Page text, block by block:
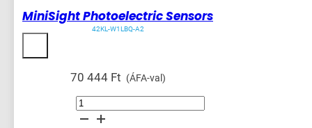
MiniSight Photoelectric Sensors
42KL-W1LBQ-A2
70 444 Ft (ÁFA-val)
MiniSight
Photoelectric
mennyiség